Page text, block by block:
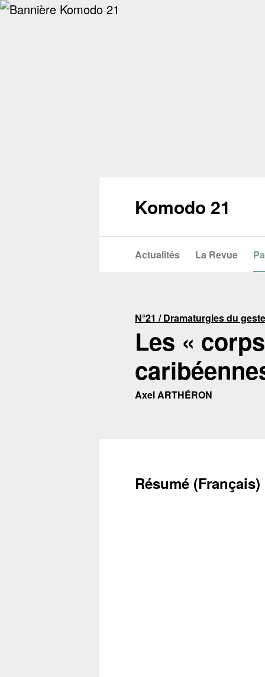
Komodo 21
Actualités La Revue
N°21 / Dramaturgies du
Les «
Axel ARTHÉRON
Résumé (Français)